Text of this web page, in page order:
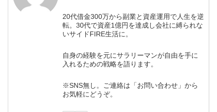
20代借金300万から副業と資産運用で人生を逆
転。30代で資産1億円を達成し会社に縛られな
いサイドFIRE生活に。
自身の経験を元にサラリーマンが自由を手に
入れるための戦略を語ります。
※SNS無し。ご連絡は「お問い合わせ」から
お気軽にどうぞ。